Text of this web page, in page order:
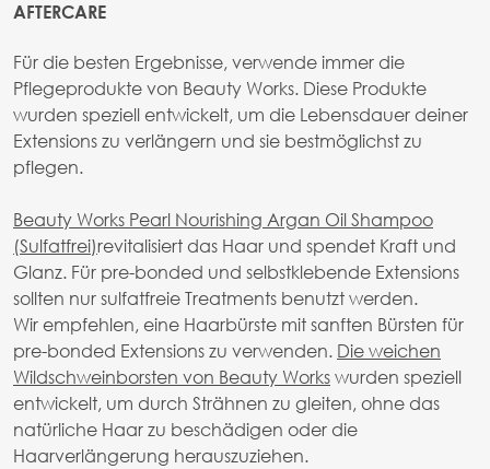
AFTERCARE
Für die besten Ergebnisse, verwende immer die
Pflegeprodukte von Beauty Works. Diese Produkte
wurden speziell entwickelt, um die Lebensdauer deiner
Extensions zu verlängern und sie bestmöglichst zu
pflegen.
Beauty Works Pearl Nourishing Argan Oil Shampoo
(Sulfatfrei)revitalisiert das Haar und spendet Kraft und
Glanz. Für pre-bonded und selbstklebende Extensions
sollten nur sulfatfreie Treatments benutzt werden.
Wir empfehlen, eine Haarbürste mit sanften Bürsten für
pre-bonded Extensions zu verwenden. Die weichen
Wildschweinborsten von Beauty Workswurden speziell
entwickelt, um durch Strähnen zu gleiten, ohne das
natürliche Haar zu beschädigen oder die
Haarverlängerung herauszuziehen.